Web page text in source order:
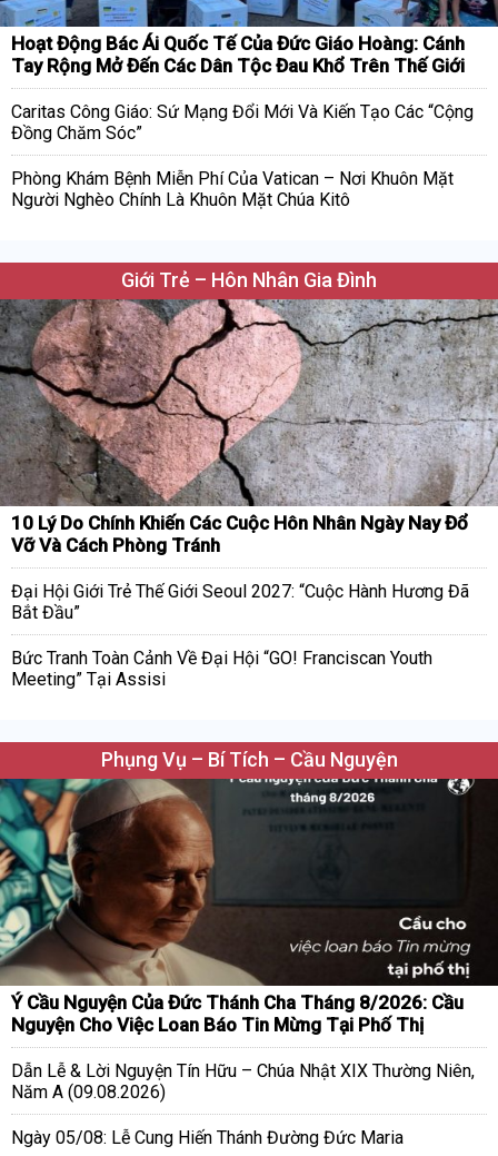
Hoạt Động Bác Ái Quốc Tế Của Đức Giáo Hoàng: Cánh
Tay Rộng Mở Đến Các Dân Tộc Đau Khổ Trên Thế Giới
Caritas Công Giáo: Sứ Mạng Đổi Mới Và Kiến Tạo Các “Cộng
Đồng Chăm Sóc”
Phòng Khám Bệnh Miễn Phí Của Vatican – Nơi Khuôn Mặt
Người Nghèo Chính Là Khuôn Mặt Chúa Kitô
Giới Trẻ – Hôn Nhân Gia Đình
10 Lý Do Chính Khiến Các Cuộc Hôn Nhân Ngày Nay Đổ
Vỡ Và Cách Phòng Tránh
Đại Hội Giới Trẻ Thế Giới Seoul 2027: “Cuộc Hành Hương Đã
Bắt Đầu”
Bức Tranh Toàn Cảnh Về Đại Hội “GO! Franciscan Youth
Meeting” Tại Assisi
Phụng Vụ – Bí Tích – Cầu Nguyện
Ý Cầu Nguyện Của Đức Thánh Cha Tháng 8/2026: Cầu
Nguyện Cho Việc Loan Báo Tin Mừng Tại Phố Thị
Dẫn Lễ & Lời Nguyện Tín Hữu – Chúa Nhật XIX Thường Niên,
Năm A (09.08.2026)
Ngày 05/08: Lễ Cung Hiến Thánh Đường Đức Maria